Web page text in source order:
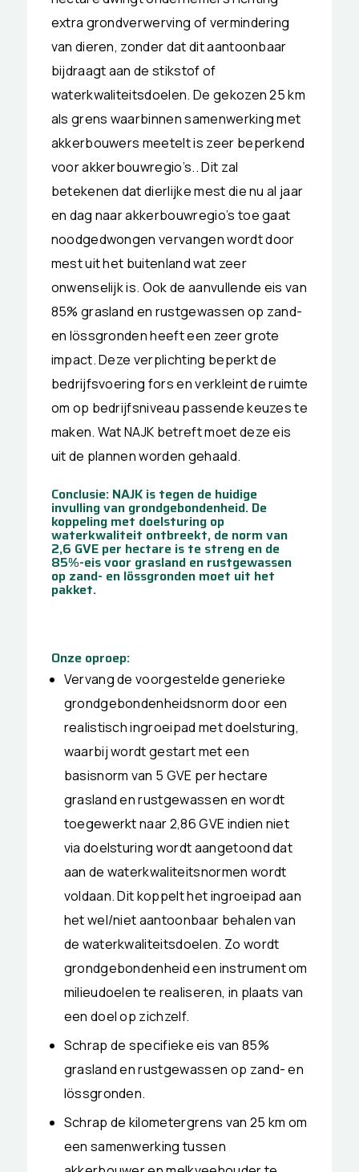
extra grondverwerving of vermindering
van dieren, zonder dat dit aantoonbaar
bijdraagt aan de stikstof of
waterkwaliteitsdoelen. De gekozen 25 km
als grens waarbinnen samenwerking met
akkerbouwers meetelt is zeer beperkend
voor akkerbouwregio’s.. Dit zal
betekenen dat dierlijke mest die nu al jaar
en dag naar akkerbouwregio’s toe gaat
noodgedwongen vervangen wordt door
mest uit het buitenland wat zeer
onwenselijk is. Ook de aanvullende eis van
85% grasland en rustgewassen op zand-
en lössgronden heeft een zeer grote
impact. Deze verplichting beperkt de
bedrijfsvoering fors en verkleint de ruimte
om op bedrijfsniveau passende keuzes te
maken. Wat NAJK betreft moet deze eis
uit de plannen worden gehaald.
Conclusie: NAJK is tegen de huidige
invulling van grondgebondenheid. De
koppeling met doelsturing op
waterkwaliteit ontbreekt, de norm van
2,6 GVE per hectare is te streng en de
85%-eis voor grasland en rustgewassen
op zand- en lössgronden moet uit het
pakket.
Onze oproep:
Vervang de voorgestelde generieke
grondgebondenheidsnorm door een
realistisch ingroeipad met doelsturing,
waarbij wordt gestart met een
basisnorm van 5 GVE per hectare
grasland en rustgewassen en wordt
toegewerkt naar 2,86 GVE indien niet
via doelsturing wordt aangetoond dat
aan de waterkwaliteitsnormen wordt
voldaan. Dit koppelt het ingroeipad aan
het wel/niet aantoonbaar behalen van
de waterkwaliteitsdoelen. Zo wordt
grondgebondenheid een instrument om
milieudoelen te realiseren, in plaats van
een doel op zichzelf.
Schrap de specifieke eis van 85%
grasland en rustgewassen op zand- en
lössgronden.
Schrap de kilometergrens van 25 km om
een samenwerking tussen